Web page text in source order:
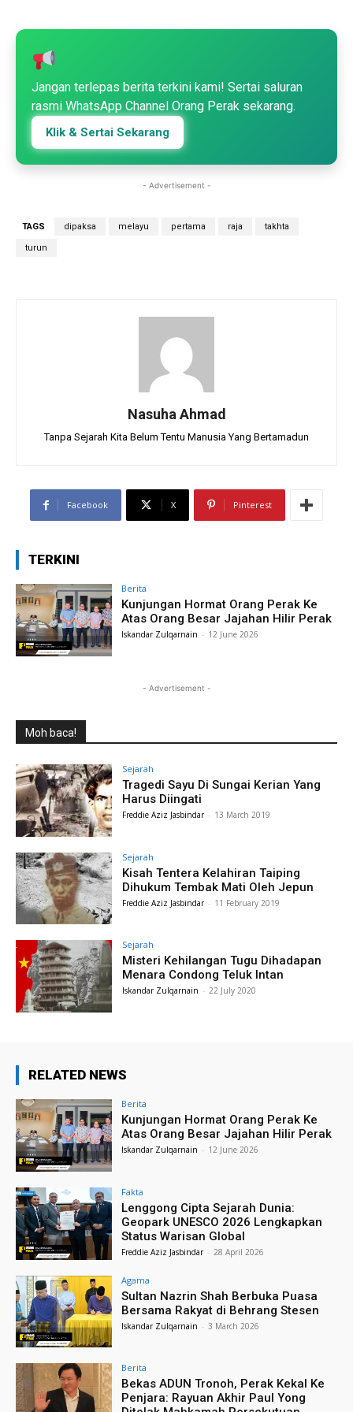
Jangan terlepas berita terkini kami! Sertai saluran
rasmi WhatsApp Channel Orang Perak sekarang.
Klik & Sertai Sekarang
- Advertisement -
TAGS dipaksa melayu pertama raja takhta
turun
Nasuha Ahmad
Tanpa Sejarah Kita Belum Tentu Manusia Yang Bertamadun
Facebook X Pinterest
TERKINI
Berita
Kunjungan Hormat Orang Perak Ke
Atas Orang Besar Jajahan Hilir Perak
Iskandar Zulqarnain - 12 June 2026
- Advertisement -
Moh baca!
Sejarah
Tragedi Sayu Di Sungai Kerian Yang
Harus Diingati
Freddie Aziz Jasbindar - 13 March 2019
Sejarah
Kisah Tentera Kelahiran Taiping
Dihukum Tembak Mati Oleh Jepun
Freddie Aziz Jasbindar - 11 February 2019
Sejarah
Misteri Kehilangan Tugu Dihadapan
Menara Condong Teluk Intan
Iskandar Zulqarnain - 22 July 2020
RELATED NEWS
Berita
Kunjungan Hormat Orang Perak Ke
Atas Orang Besar Jajahan Hilir Perak
Iskandar Zulqarnain - 12 June 2026
Fakta
Lenggong Cipta Sejarah Dunia:
Geopark UNESCO 2026 Lengkapkan
Status Warisan Global
Freddie Aziz Jasbindar - 28 April 2026
Agama
Sultan Nazrin Shah Berbuka Puasa
Bersama Rakyat di Behrang Stesen
Iskandar Zulqarnain - 3 March 2026
Berita
Bekas ADUN Tronoh, Perak Kekal Ke
Penjara: Rayuan Akhir Paul Yong